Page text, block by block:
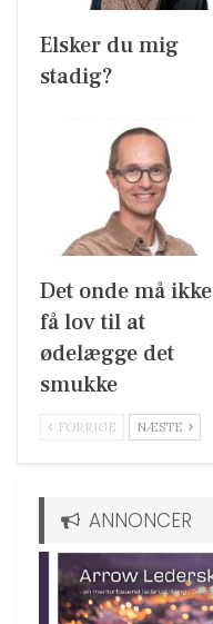
Elsker du mig
stadig?
Det onde må ikke
få lov til at
ødelægge det
smukke
FORRIGE NÆSTE
ANNONCER